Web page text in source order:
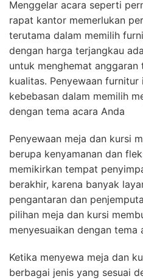
Menggelar acara seperti
rapat kantor memerlukan
terutama dalam memilih
dengan harga terjangkau
untuk menghemat
kualitas. Penyewaan furnitur
kebebasan dalam memilih
dengan tema acara Anda
Penyewaan meja dan kursi
berupa kenyamanan dan
memikirkan tempat
berakhir, karena banyak
pengantaran dan
pilihan meja dan kursi
menyesuaikan dengan tema
Ketika menyewa meja dan
berbagai jenis yang sesuai